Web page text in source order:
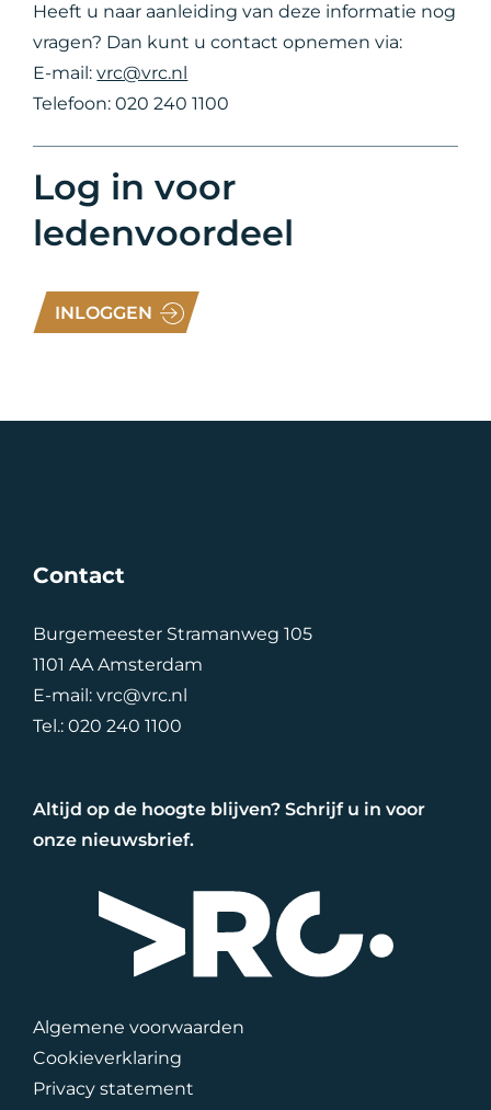
Heeft u naar aanleiding van deze informatie nog
vragen? Dan kunt u contact opnemen via:
E-mail:vrc@vrc.nl
Telefoon: 020 240 1100
Log in voor
ledenvoordeel
INLOGGEN
Contact
Burgemeester Stramanweg 105
1101 AA Amsterdam
E-mail:vrc@vrc.nl
Tel.:020 240 1100
Altijd op de hoogte blijven? Schrijf u in voor
onze nieuwsbrief.
Algemene voorwaarden
Cookieverklaring
Privacy statement